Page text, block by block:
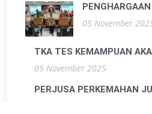
05 November
TKA TES KEMAMPUAN
05 November 2025
PERJUSA PERKEMAHAN